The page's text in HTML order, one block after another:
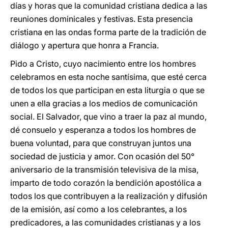
días y horas que la comunidad cristiana dedica a las
reuniones dominicales y festivas. Esta presencia
cristiana en las ondas forma parte de la tradición de
diálogo y apertura que honra a Francia.
Pido a Cristo, cuyo nacimiento entre los hombres
celebramos en esta noche santísima, que esté cerca
de todos los que participan en esta liturgia o que se
unen a ella gracias a los medios de comunicación
social. El Salvador, que vino a traer la paz al mundo,
dé consuelo y esperanza a todos los hombres de
buena voluntad, para que construyan juntos una
sociedad de justicia y amor. Con ocasión del 50°
aniversario de la transmisión televisiva de la misa,
imparto de todo corazón la bendición apostólica a
todos los que contribuyen a la realización y difusión
de la emisión, así como a los celebrantes, a los
predicadores, a las comunidades cristianas y a los